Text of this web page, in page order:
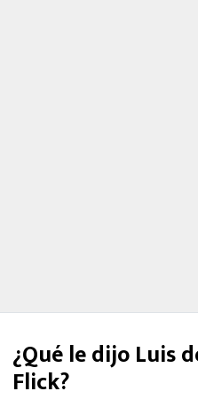
¿Qué le dijo Luis
Flick?